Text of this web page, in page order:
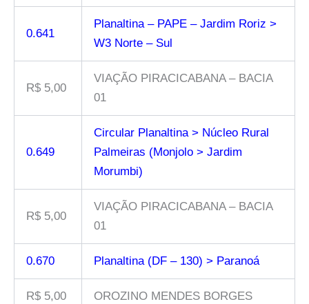
0.641
Planaltina – PAPE – Jardim Roriz >
W3 Norte – Sul
R$ 5,00
VIAÇÃO PIRACICABANA – BACIA
01
0.649
Circular Planaltina > Núcleo Rural
Palmeiras (Monjolo > Jardim
Morumbi)
R$ 5,00
VIAÇÃO PIRACICABANA – BACIA
01
0.670 Planaltina (DF – 130) > Paranoá
R$ 5,00 OROZINO MENDES BORGES